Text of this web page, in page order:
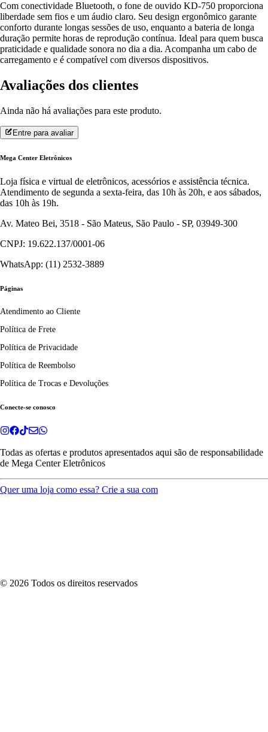
Com conectividade Bluetooth, o fone de ouvido KD-750 proporciona
liberdade sem fios e um áudio claro. Seu design ergonômico garante
conforto durante longas sessões de uso, enquanto a bateria de longa
duração permite horas de reprodução contínua. Ideal para quem busca
praticidade e qualidade sonora no dia a dia. Acompanha um cabo de
carregamento e é compatível com diversos dispositivos.
Avaliações dos clientes
Ainda não há avaliações para este produto.
Entre para avaliar
Mega Center Eletrônicos
Loja física e virtual de eletrônicos, acessórios e assistência técnica.
Atendimento de segunda a sexta-feira, das 10h às 20h, e aos sábados,
das 10h às 19h.
Av. Mateo Bei, 3518 - São Mateus, São Paulo - SP, 03949-300
CNPJ: 19.622.137/0001-06
WhatsApp: (11) 2532-3889
Páginas
Atendimento ao Cliente
Política de Frete
Política de Privacidade
Política de Reembolso
Política de Trocas e Devoluções
Conecte-se conosco
Todas as ofertas e produtos apresentados aqui são de responsabilidade
de Mega Center Eletrônicos
Quer uma loja como essa? Crie a sua com
© 2026 Todos os direitos reservados